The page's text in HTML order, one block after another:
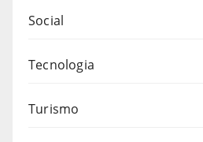
Social
Tecnologia
Turismo